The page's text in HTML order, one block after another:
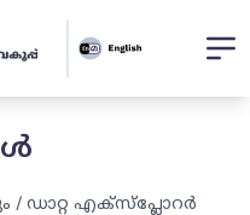
/ ഡാറ്റ എക്സ്പ്ലോറർ